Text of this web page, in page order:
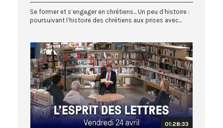
Se former et s’engager en chrétiens... Un peu d’histoire :
poursuivant l’histoire des chrétiens aux prises avec...
01:28:33